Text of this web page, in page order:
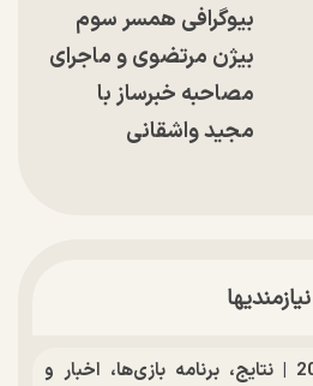
بیوگرافی همسر سوم
بیژن مرتضوی و ماجرای
مصاحبه خبرساز با
مجید واشقانی
نیازمندیها
جدول جام جهانی 2026 | نتایج، برنامه بازی‌ها، اخبار و